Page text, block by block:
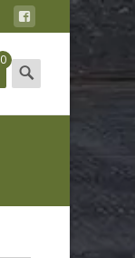
0 Search
for: